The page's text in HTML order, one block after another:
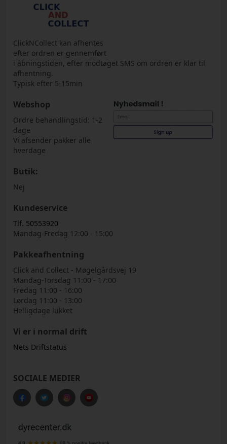
ClickNCollect kan afhentes
efter ordren er gennemført
i åbningstiden, efter modtaget SMS om ordren er klar til
afhentning.
Typisk efter 5-15min
Webshop
Ordre behandlingstid: 1-2
dage
Vi afsender pakker alle
hverdage
Butik:
Nej
Kundeservice
Tlf. 50553920
Mandag-Fredag 12:00 - 15:00
Pakkeafhentning
Click and Collect - Møgelgårdsvej 19
Mandag-Torsdag 11:00 - 17:00
Fredag 11:00 - 16:00
Lørdag 11:00 - 13:00
Helligdage lukket
Vi er i normal drift
Nets Driftstatus
SOCIALE MEDIER